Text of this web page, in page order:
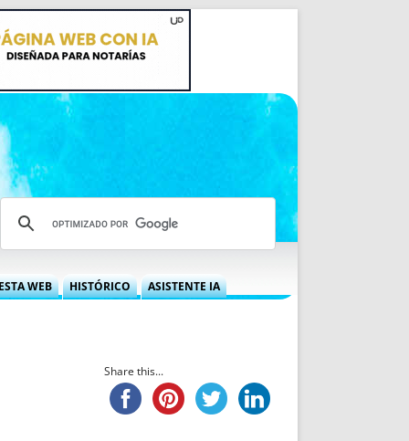
WEB
PREMIO NYR
HISTÓRICO ASISTENTE IA
Share this...